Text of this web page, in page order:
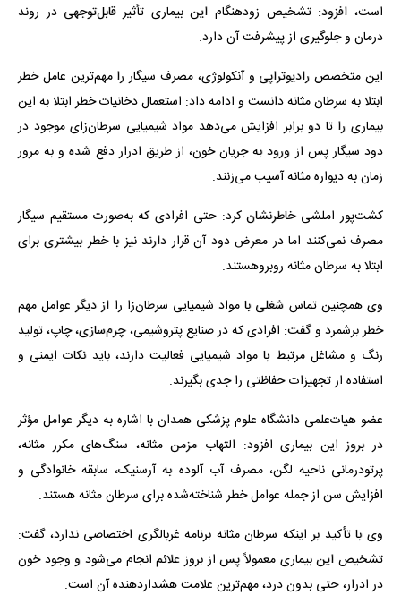
است، افزود: تشخیص زودهنگام این بیماری تأثیر قابل‌توجهی در روند
درمان و جلوگیری از پیشرفت آن دارد.
این متخصص رادیوتراپی و آنکولوژی، مصرف سیگار را مهم‌ترین عامل خطر
ابتلا به سرطان مثانه دانست و ادامه داد: استعمال دخانیات خطر ابتلا به این
بیماری را تا دو برابر افزایش می‌دهد مواد شیمیایی سرطان‌زای موجود در
دود سیگار پس از ورود به جریان خون، از طریق ادرار دفع شده و به مرور
زمان به دیواره مثانه آسیب می‌زنند.
کشت‌پور املشی خاطرنشان کرد: حتی افرادی که به‌صورت مستقیم سیگار
مصرف نمی‌کنند اما در معرض دود آن قرار دارند نیز با خطر بیشتری برای
ابتلا به سرطان مثانه روبروهستند.
وی همچنین تماس شغلی با مواد شیمیایی سرطان‌زا را از دیگر عوامل مهم
خطر برشمرد و گفت: افرادی که در صنایع پتروشیمی، چرم‌سازی، چاپ، تولید
رنگ و مشاغل مرتبط با مواد شیمیایی فعالیت دارند، باید نکات ایمنی و
استفاده از تجهیزات حفاظتی را جدی بگیرند.
عضو هیات‌علمی دانشگاه علوم پزشکی همدان با اشاره به دیگر عوامل مؤثر
در بروز این بیماری افزود: التهاب مزمن مثانه، سنگ‌های مکرر مثانه،
پرتودرمانی ناحیه لگن، مصرف آب آلوده به آرسنیک، سابقه خانوادگی و
افزایش سن از جمله عوامل خطر شناخته‌شده برای سرطان مثانه هستند.
وی با تأکید بر اینکه سرطان مثانه برنامه غربالگری اختصاصی ندارد، گفت:
تشخیص این بیماری معمولاً پس از بروز علائم انجام می‌شود و وجود خون
در ادرار، حتی بدون درد، مهم‌ترین علامت هشداردهنده آن است.